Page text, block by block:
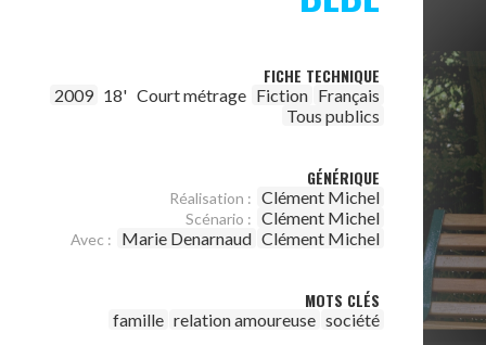
FICHE TECHNIQUE
2009 18' Court métrage Fiction Français
Tous publics
GÉNÉRIQUE
Réalisation : Clément Michel
Scénario : Clément Michel
Avec : Marie Denarnaud Clément Michel
MOTS CLÉS
famille relation amoureuse société